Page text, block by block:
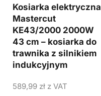
Kosiarka elektryczna
Mastercut
KE43/2000 2000W
43 cm – kosiarka do
trawnika z silnikiem
indukcyjnym
589,99 zł z VAT